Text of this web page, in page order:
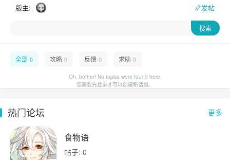
版主: 发帖
全部 0 攻略 0 反馈 0 求助 0
Oh, bother! No topics were found here.
您需要先登录才可以创建新话题。
更多
热门论坛
食物语
帖子: 0